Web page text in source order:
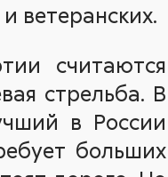
ветеранских.
считаются
стрельба. В
в России
больших